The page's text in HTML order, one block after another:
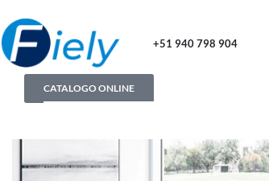
+51 940 798 904
CATALOGO ONLINE